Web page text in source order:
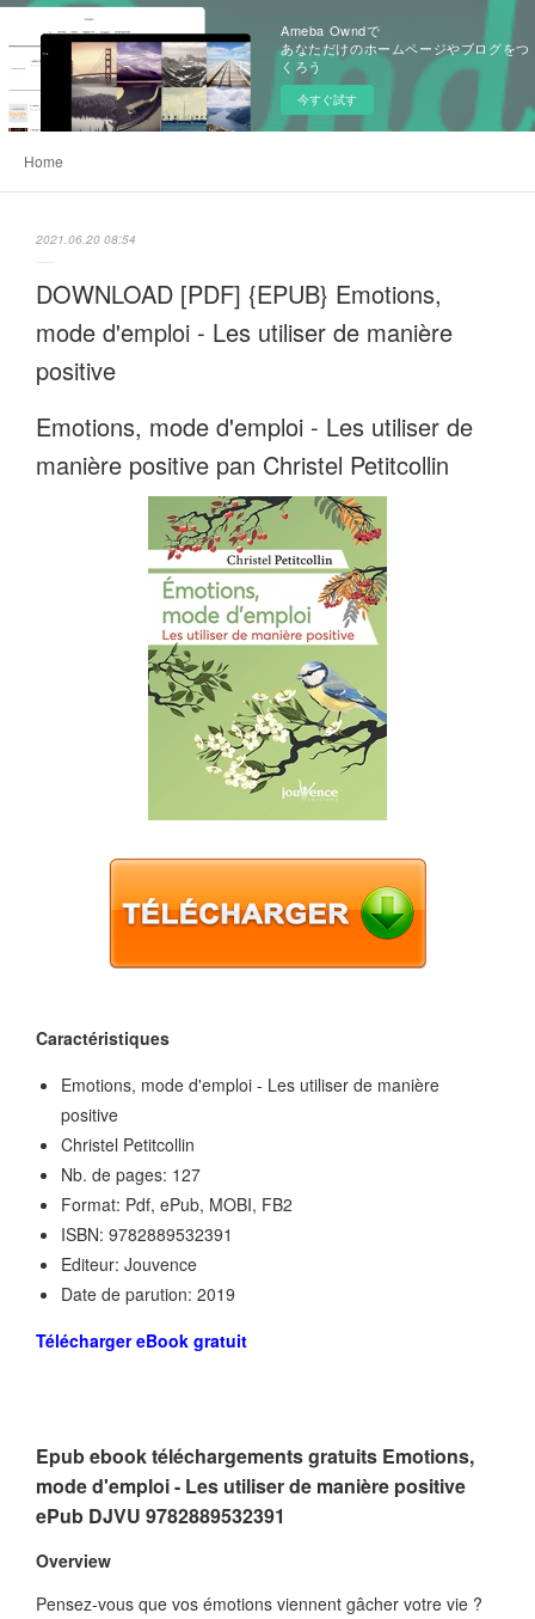
Ameba Owndで
あなただけのホームページやブログをつ
くろう
今すぐ試す
Home
2021.06.20 08:54
DOWNLOAD [PDF] {EPUB} Emotions,
mode d'emploi - Les utiliser de manière
positive
Emotions, mode d'emploi - Les utiliser de
manière positive pan Christel Petitcollin
Caractéristiques
Emotions, mode d'emploi - Les utiliser de manière
positive
Christel Petitcollin
Nb. de pages: 127
Format: Pdf, ePub, MOBI, FB2
ISBN: 9782889532391
Editeur: Jouvence
Date de parution: 2019
Télécharger eBook gratuit
Epub ebook téléchargements gratuits Emotions,
mode d'emploi - Les utiliser de manière positive
ePub DJVU 9782889532391
Overview
Pensez-vous que vos émotions viennent gâcher votre vie ?